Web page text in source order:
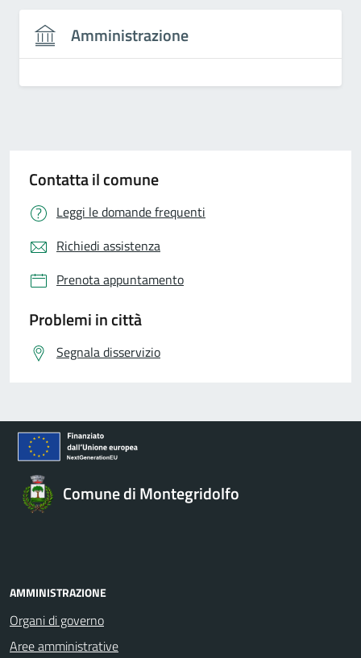
Amministrazione
Contatta il comune
Leggi le domande frequenti
Richiedi assistenza
Prenota appuntamento
Problemi in città
Segnala disservizio
Comune di Montegridolfo
AMMINISTRAZIONE
Organi di governo
Aree amministrative